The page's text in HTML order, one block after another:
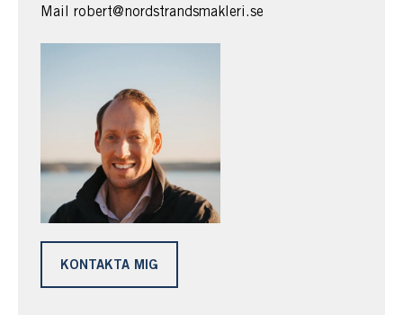
KONTAKTA MIG
Mail robert@nordstrandsmakleri.se